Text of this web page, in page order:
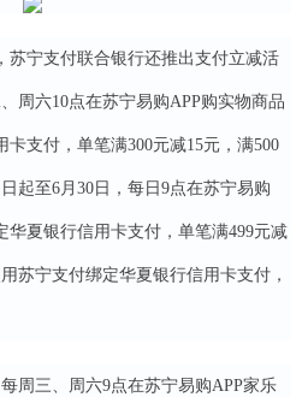
苏宁支付联合银行还推出支付立减活
周六10点在苏宁易购APP购实物商品
支付，单笔满300元减15元，满500
起至6月30日，每日9点在苏宁易购
华夏银行信用卡支付，单笔满499元减
苏宁支付绑定华夏银行信用卡支付，
周三、周六9点在苏宁易购APP家乐